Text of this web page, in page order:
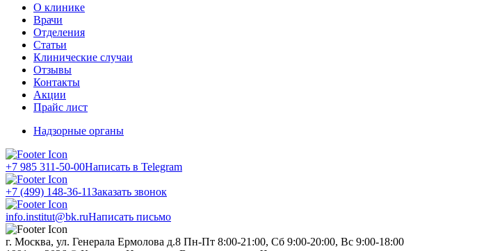
О клинике
Врачи
Отделения
Статьи
Клинические случаи
Отзывы
Контакты
Акции
Прайс лист
Надзорные органы
+7 985 311-50-00Написать в Telegram
+7 (499) 148-36-11Заказать звонок
info.institut@bk.ruНаписать письмо
г. Москва, ул. Генерала Ермолова д.8 Пн-Пт 8:00-21:00, Сб 9:00-20:00, Вс 9:00-18:00